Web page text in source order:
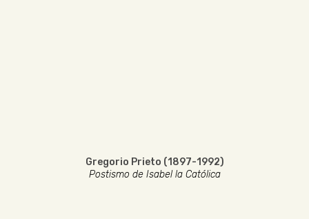
Gregorio Prieto (1897-1992)
Postismo de Isabel la Católica